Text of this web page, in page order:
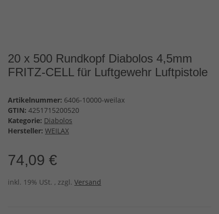
20 x 500 Rundkopf Diabolos 4,5mm
FRITZ-CELL für Luftgewehr Luftpistole
Artikelnummer: 6406-10000-weilax
GTIN: 4251715200520
Kategorie: Diabolos
Hersteller: WEILAX
74,09 €
inkl. 19% USt. , zzgl. Versand